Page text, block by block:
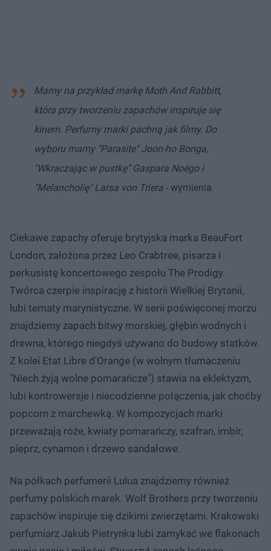
Mamy na przykład markę Moth And Rabbitt,
która przy tworzeniu zapachów inspiruje się
kinem. Perfumy marki pachną jak filmy. Do
wyboru mamy "Parasite" Joon-ho Bonga,
"Wkraczając w pustkę" Gaspara Noégo i
"Melancholię" Larsa von Triera - wymienia.
Ciekawe zapachy oferuje brytyjska marka BeauFort
London, założona przez Leo Crabtree, pisarza i
perkusistę koncertowego zespołu The Prodigy.
Twórca czerpie inspirację z historii Wielkiej Brytanii,
lubi tematy marynistyczne. W serii poświęconej morzu
znajdziemy zapach bitwy morskiej, głębin wodnych i
drewna, którego niegdyś używano do budowy statków.
Z kolei Etat Libre d'Orange (w wolnym tłumaczeniu
"Niech żyją wolne pomarańcze") stawia na eklektyzm,
lubi kontrowersje i niecodzienne połączenia, jak choćby
popcorn z marchewką. W kompozycjach marki
przeważają róże, kwiaty pomarańczy, szafran, imbir,
pieprz, cynamon i drzewo sandałowe.
Na półkach perfumerii Lulua znajdziemy również
perfumy polskich marek. Wolf Brothers przy tworzeniu
zapachów inspiruje się dzikimi zwierzętami. Krakowski
perfumiarz Jakub Pietrynka lubi zamykać we flakonach